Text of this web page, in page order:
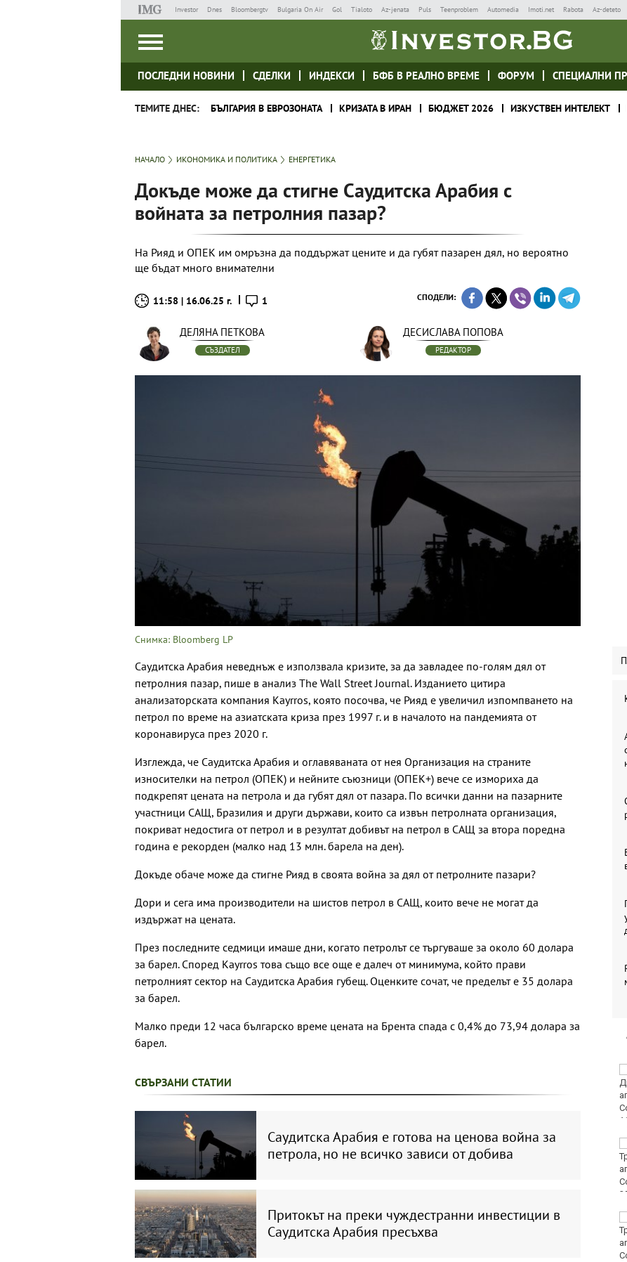
Investor Dnes Bloombergtv Bulgaria On Air Gol Tialoto Az-jenata Puls Teenproblem Automedia Imoti.net Rabota Az-deteto
ПОСЛЕДНИ НОВИНИ СДЕЛКИ ИНДЕКСИ БФБ В РЕАЛНО ВРЕМЕ ФОРУМ СПЕЦИАЛНИ
ТЕМИТЕ ДНЕС: БЪЛГАРИЯ В ЕВРОЗОНАТА КРИЗАТА В ИРАН БЮДЖЕТ 2026 ИЗКУСТВЕН ИНТЕЛЕКТ
НАЧАЛО ИКОНОМИКА И ПОЛИТИКА ЕНЕРГЕТИКА
Докъде може да стигне Саудитска Арабия с
войната за петролния пазар?
На Рияд и ОПЕК им омръзна да поддържат цените и да губят пазарен дял, но вероятно
ще бъдат много внимателни
11:58 | 16.06.25 г. 1 СПОДЕЛИ:
ДЕЛЯНА ПЕТКОВА
СЪЗДАТЕЛ
ДЕСИСЛАВА ПОПОВА
РЕДАКТОР
Снимка: Bloomberg LP
Саудитска Арабия неведнъж е използвала кризите, за да завладее по-голям дял от
петролния пазар, пише в анализ The Wall Street Journal. Изданието цитира
анализаторската компания Kayrros, която посочва, че Рияд е увеличил изпомпването на
петрол по време на азиатската криза през 1997 г. и в началото на пандемията от
коронавируса през 2020 г.
Изглежда, че Саудитска Арабия и оглавяваната от нея Организация на страните
износителки на петрол (ОПЕК) и нейните съюзници (ОПЕК+) вече се измориха да
подкрепят цената на петрола и да губят дял от пазара. По всички данни на пазарните
участници САЩ, Бразилия и други държави, които са извън петролната организация,
покриват недостига от петрол и в резултат добивът на петрол в САЩ за втора поредна
година е рекорден (малко над 13 млн. барела на ден).
Докъде обаче може да стигне Рияд в своята война за дял от петролните пазари?
Дори и сега има производители на шистов петрол в САЩ, които вече не могат да
издържат на цената.
През последните седмици имаше дни, когато петролът се търгуваше за около 60 долара
за барел. Според Kayrros това също все още е далеч от минимума, който прави
петролният сектор на Саудитска Арабия губещ. Оценките сочат, че пределът е 35 долара
за барел.
Малко преди 12 часа българско време цената на Брента спада с 0,4% до 73,94 долара за
барел.
СВЪРЗАНИ СТАТИИ
Саудитска Арабия е готова на ценова война за
петрола, но не всичко зависи от добива
Притокът на преки чуждестранни инвестиции в
Саудитска Арабия пресъхва
(Мадрид)
ЦСКА удари с 3:0
Макаби като гост
Тъжна вест! Почина